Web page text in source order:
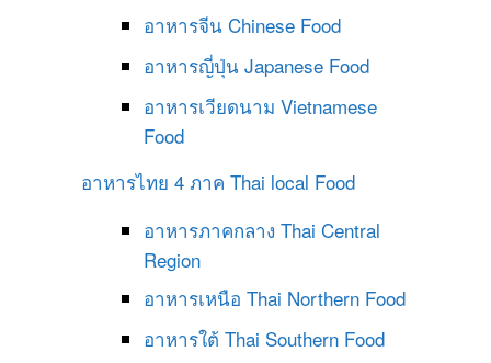
อาหารจีน Chinese Food
อาหารญี่ปุ่น Japanese Food
อาหารเวียดนาม Vietnamese
Food
อาหารไทย 4 ภาค Thai local Food
อาหารภาคกลาง Thai Central
Region
อาหารเหนือ Thai Northern Food
อาหารใต้ Thai Southern Food